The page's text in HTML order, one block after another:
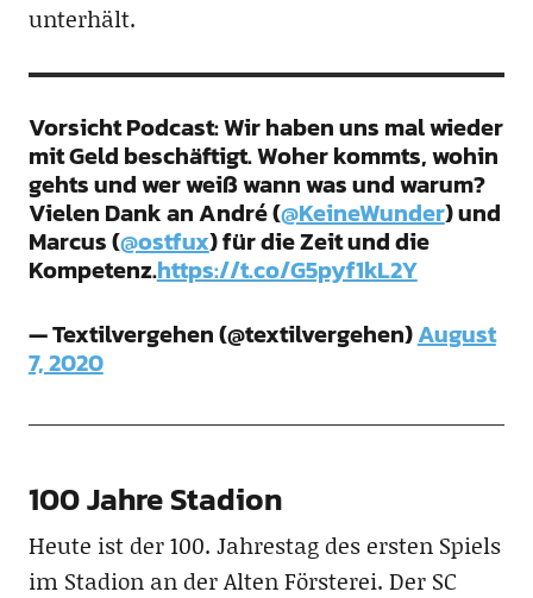
unterhält.
Vorsicht Podcast: Wir haben uns mal wieder
mit Geld beschäftigt. Woher kommts, wohin
gehts und wer weiß wann was und warum?
Vielen Dank an André (@KeineWunder) und
Marcus (@ostfux) für die Zeit und die
Kompetenz.https://t.co/G5pyf1kL2Y
— Textilvergehen (@textilvergehen)August
7, 2020
100 Jahre Stadion
Heute ist der 100. Jahrestag des ersten Spiels
im Stadion an der Alten Försterei. Der SC